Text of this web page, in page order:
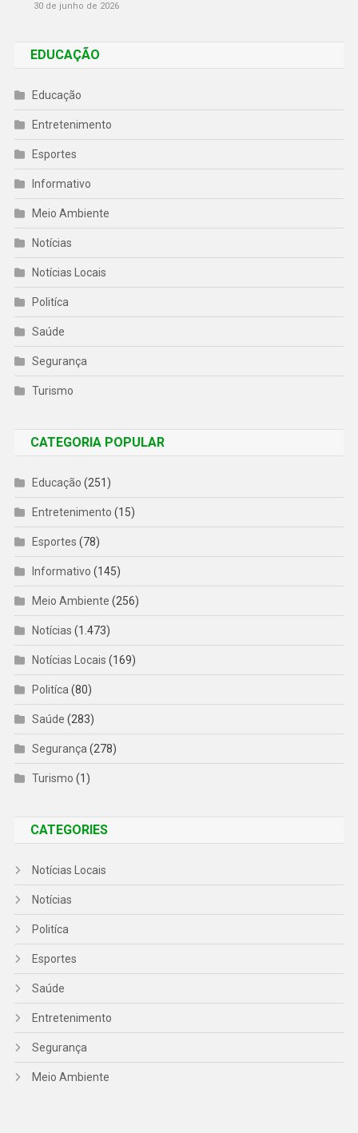
30 de junho de 2026
EDUCAÇÃO
Educação
Entretenimento
Esportes
Informativo
Meio Ambiente
Notícias
Notícias Locais
Politíca
Saúde
Segurança
Turismo
CATEGORIA POPULAR
Educação (251)
Entretenimento (15)
Esportes (78)
Informativo (145)
Meio Ambiente (256)
Notícias (1.473)
Notícias Locais (169)
Politíca (80)
Saúde (283)
Segurança (278)
Turismo (1)
CATEGORIES
Notícias Locais
Notícias
Politíca
Esportes
Saúde
Entretenimento
Segurança
Meio Ambiente